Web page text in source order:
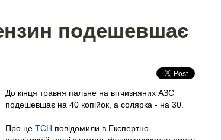
подешевшає
До кінця травня пальне на вітчизняних АЗС
подешевшає на 40 копійок, а солярка - на 30.
Про це ТСН повідомили в Експертно-